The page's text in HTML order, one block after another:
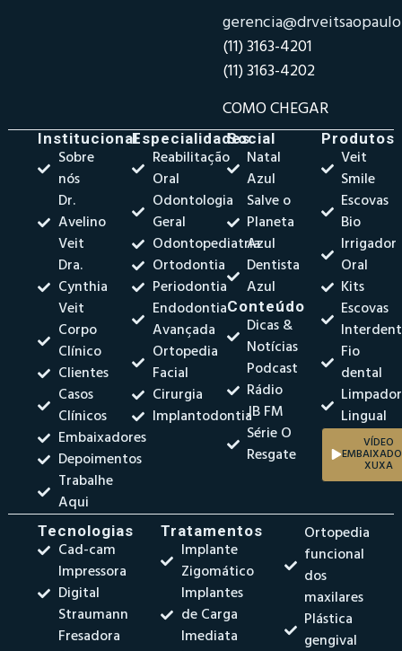
(11) 3163-4201
(11) 3163-4202
COMO CHEGAR
Institucional
Sobre
nós
Dr.
Avelino
Veit
Dra.
Cynthia
Veit
Corpo
Clínico
Clientes
Casos
Clínicos
Embaixadores
Depoimentos
Trabalhe
Aqui
Especialidades
Reabilitação
Oral
Odontologia
Geral
Odontopediatria
Ortodontia
Periodontia
Endodontia
Avançada
Ortopedia
Facial
Cirurgia
Implantodontia
Social
Natal
Azul
Salve o
Planeta
Azul
Dentista
Azul
Conteúdo
Dicas &
Notícias
Podcast
Rádio
JB FM
Série O
Resgate
Produtos
Veit
Smile
Escovas
Bio
Irrigador
Oral
Kits
Escovas
Fio
dental
Limpador
Lingual
VÍDEO
XUXA
Tecnologias
Cad-cam
Impressora
Digital
Straumann
Fresadora
Tratamentos
Implante
Zigomático
Implantes
de Carga
Imediata
Ortopedia
funcional
dos
maxilares
Plástica
gengival